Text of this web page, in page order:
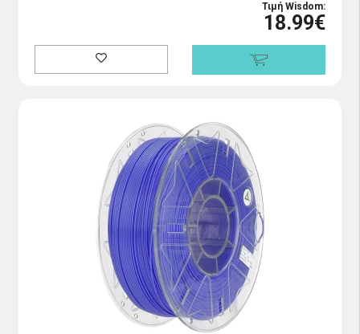
Τιμή Wisdom:
18.99€